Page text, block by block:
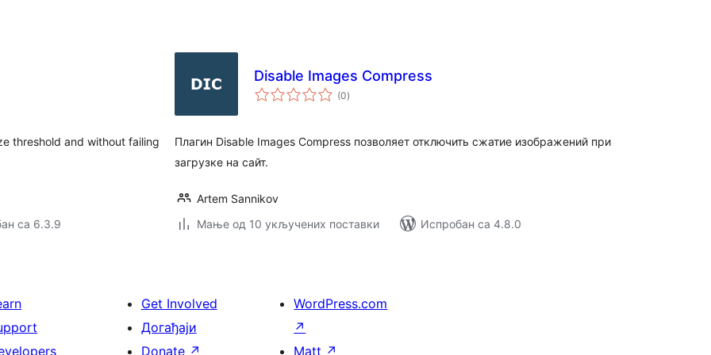
threshold and without failing
са 6.3.9
Disable Images Compress
(0укупних
оцена
)
Плагин Disable Images Compress позволяет отключить сжатие изображений при
загрузке на сайт.
Artem Sannikov
Мање од 10 укључених поставки
Испробан са 4.8.0
Get Involved
Догађаји
Donate ↗
WordPress.com
↗
Matt ↗